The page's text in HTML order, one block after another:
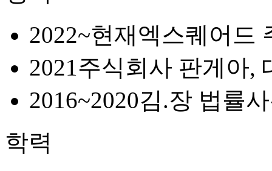
2022~현재엑스퀘어드
2021주식회사 판게아,
2016~2020김.장 법률
학력